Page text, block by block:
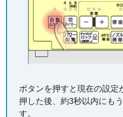
ボタンを押すと現在の設定
押した後、約3秒以内にも
す。